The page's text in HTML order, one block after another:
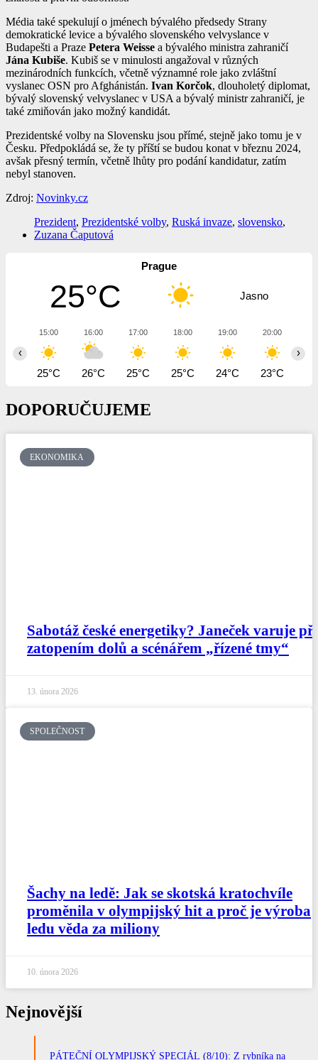
Média také spekulují o jménech bývalého předsedy Strany
demokratické levice a bývalého slovenského velvyslance v
Budapešti a Praze Petera Weisse a bývalého ministra zahraničí
Jána Kubiše. Kubiš se v minulosti angažoval v různých
mezinárodních funkcích, včetně významné role jako zvláštní
vyslanec OSN pro Afghánistán. Ivan Korčok, dlouholetý diplomat,
bývalý slovenský velvyslanec v USA a bývalý ministr zahraničí, je
také zmiňován jako možný kandidát.
Prezidentské volby na Slovensku jsou přímé, stejně jako tomu je v
Česku. Předpokládá se, že ty příští se budou konat v březnu 2024,
avšak přesný termín, včetně lhůty pro podání kandidatur, zatím
nebyl stanoven.
Zdroj: Novinky.cz
Prezident, Prezidentské volby, Ruská invaze, slovensko,
Zuzana Čaputová
Prague
25°C Jasno
15:00
25°C
16:00
26°C
17:00
25°C
18:00
25°C
19:00
24°C
20:00
23°C
‹ ›
DOPORUČUJEME
EKONOMIKA
Sabotáž české energetiky? Janeček varuje
zatopením dolů a scénářem „řízené tmy“
13. února 2026
SPOLEČNOST
Šachy na ledě: Jak se skotská kratochvíle
proměnila v olympijský hit a proč je výroba
ledu věda za miliony
10. února 2026
Nejnovější
PÁTEČNÍ OLYMPIJSKÝ SPECIÁL (8/10): Z rybníka na